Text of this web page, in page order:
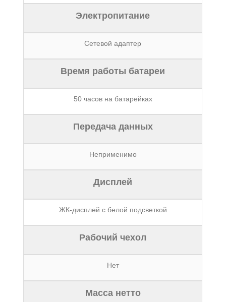
Электропитание
Сетевой адаптер
Время работы батареи
50 часов на батарейках
Передача данных
Неприменимо
Дисплей
ЖК-дисплей с белой подсветкой
Рабочий чехол
Нет
Масса нетто